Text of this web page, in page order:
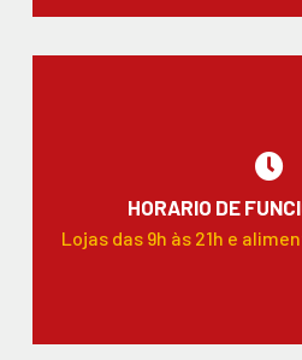
HORARIO DE
Lojas das 9h às 21h e